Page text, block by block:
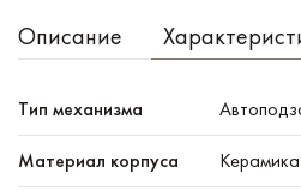
Описание
Тип механизма
Материал корпуса Керамика